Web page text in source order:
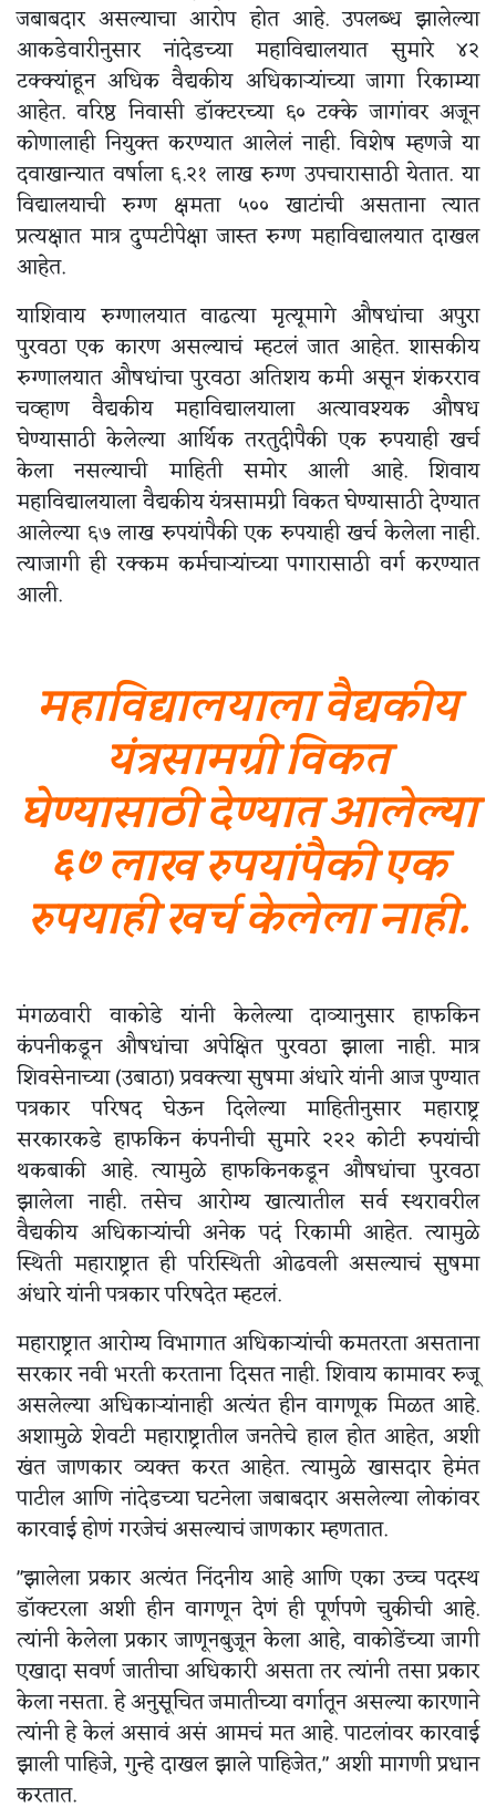
जबाबदार असल्याचा आरोप होत आहे. उपलब्ध झालेल्या
आकडेवारीनुसार नांदेडच्या महाविद्यालयात सुमारे ४२
टक्क्यांहून अधिक वैद्यकीय अधिकाऱ्यांच्या जागा रिकाम्या
आहेत. वरिष्ठ निवासी डॉक्टरच्या ६० टक्के जागांवर अजून
कोणालाही नियुक्त करण्यात आलेलं नाही. विशेष म्हणजे या
दवाखान्यात वर्षाला ६.२१ लाख रुग्ण उपचारासाठी येतात. या
विद्यालयाची रुग्ण क्षमता ५०० खाटांची असताना त्यात
प्रत्यक्षात मात्र दुप्पटीपेक्षा जास्त रुग्ण महाविद्यालयात दाखल
आहेत.
याशिवाय रुग्णालयात वाढत्या मृत्यूमागे औषधांचा अपुरा
पुरवठा एक कारण असल्याचं म्हटलं जात आहेत. शासकीय
रुग्णालयात औषधांचा पुरवठा अतिशय कमी असून शंकरराव
चव्हाण वैद्यकीय महाविद्यालयाला अत्यावश्यक औषध
घेण्यासाठी केलेल्या आर्थिक तरतुदीपैकी एक रुपयाही खर्च
केला नसल्याची माहिती समोर आली आहे. शिवाय
महाविद्यालयाला वैद्यकीय यंत्रसामग्री विकत घेण्यासाठी देण्यात
आलेल्या ६७ लाख रुपयांपैकी एक रुपयाही खर्च केलेला नाही.
त्याजागी ही रक्कम कर्मचाऱ्यांच्या पगारासाठी वर्ग करण्यात
आली.
महाविद्यालयाला वैद्यकीय
यंत्रसामग्री विकत
घेण्यासाठी देण्यात आलेल्या
६७ लाख रुपयांपैकी एक
रुपयाही खर्च केलेला नाही.
मंगळवारी वाकोडे यांनी केलेल्या दाव्यानुसार हाफकिन
कंपनीकडून औषधांचा अपेक्षित पुरवठा झाला नाही. मात्र
शिवसेनाच्या (उबाठा) प्रवक्त्या सुषमा अंधारे यांनी आज पुण्यात
पत्रकार परिषद घेऊन दिलेल्या माहितीनुसार महाराष्ट्र
सरकारकडे हाफकिन कंपनीची सुमारे २२२ कोटी रुपयांची
थकबाकी आहे. त्यामुळे हाफकिनकडून औषधांचा पुरवठा
झालेला नाही. तसेच आरोग्य खात्यातील सर्व स्थरावरील
वैद्यकीय अधिकाऱ्यांची अनेक पदं रिकामी आहेत. त्यामुळे
स्थिती महाराष्ट्रात ही परिस्थिती ओढवली असल्याचं सुषमा
अंधारे यांनी पत्रकार परिषदेत म्हटलं.
महाराष्ट्रात आरोग्य विभागात अधिकाऱ्यांची कमतरता असताना
सरकार नवी भरती करताना दिसत नाही. शिवाय कामावर रुजू
असलेल्या अधिकाऱ्यांनाही अत्यंत हीन वागणूक मिळत आहे.
अशामुळे शेवटी महाराष्ट्रातील जनतेचे हाल होत आहेत, अशी
खंत जाणकार व्यक्त करत आहेत. त्यामुळे खासदार हेमंत
पाटील आणि नांदेडच्या घटनेला जबाबदार असलेल्या लोकांवर
कारवाई होणं गरजेचं असल्याचं जाणकार म्हणतात.
"झालेला प्रकार अत्यंत निंदनीय आहे आणि एका उच्च पदस्थ
डॉक्टरला अशी हीन वागणून देणं ही पूर्णपणे चुकीची आहे.
त्यांनी केलेला प्रकार जाणूनबुजून केला आहे, वाकोडेंच्या जागी
एखादा सवर्ण जातीचा अधिकारी असता तर त्यांनी तसा प्रकार
केला नसता. हे अनुसूचित जमातीच्या वर्गातून असल्या कारणाने
त्यांनी हे केलं असावं असं आमचं मत आहे. पाटलांवर कारवाई
झाली पाहिजे, गुन्हे दाखल झाले पाहिजेत," अशी मागणी प्रधान
करतात.